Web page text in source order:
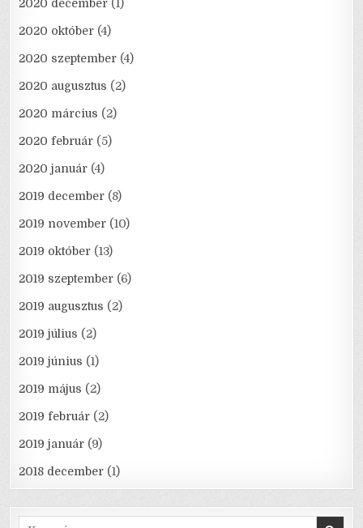
2020 december (1)
2020 október (4)
2020 szeptember (4)
2020 augusztus (2)
2020 március (2)
2020 február (5)
2020 január (4)
2019 december (8)
2019 november (10)
2019 október (13)
2019 szeptember (6)
2019 augusztus (2)
2019 július (2)
2019 június (1)
2019 május (2)
2019 február (2)
2019 január (9)
2018 december (1)
Search